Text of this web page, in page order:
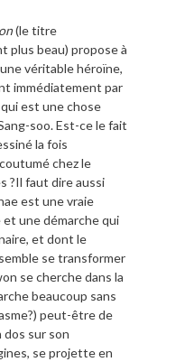
(le titre
plus beau) propose à
véritable héroïne,
immédiatement par
qui est une chose
soo. Est-ce le fait
la fois
chez le
?Il faut dire aussi
est une vraie
une démarche qui
et dont le
se transformer
se cherche dans la
beaucoup sans
peut-être de
dos sur son
se projette en